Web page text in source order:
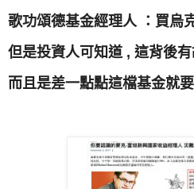
歌功頌德基金經理人 ：買烏
但是投資人可知道 , 這背後
而且是差一點點這檔基金就